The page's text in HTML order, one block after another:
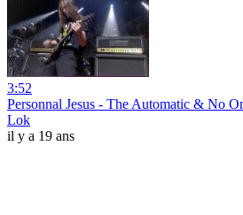
3:52
Personnal Jesus - The Automatic & No
Lok
il y a 19 ans